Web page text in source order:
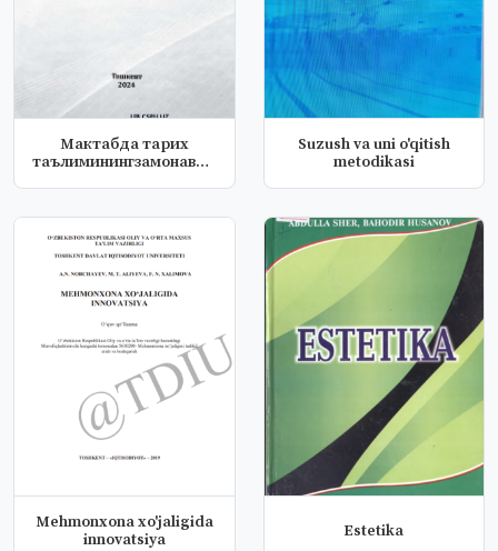
Мактабда тарих
таълиминингзамонавий
Suzush va uni o'qitish
metodikasi
Mehmonxona xo'jaligida
innovatsiya
Estetika